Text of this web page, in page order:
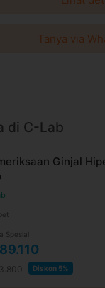
Tanya via
di C-Lab
Ginjal
Spesial
Diskon 5%